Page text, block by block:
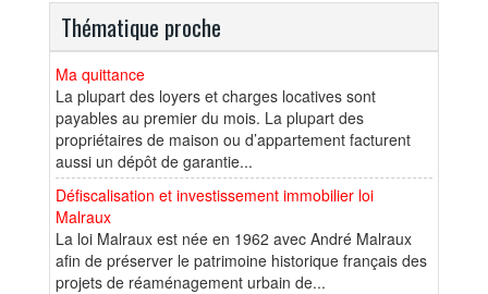
Thématique proche
Ma quittance
La plupart des loyers et charges locatives sont
payables au premier du mois. La plupart des
propriétaires de maison ou d’appartement facturent
aussi un dépôt de garantie...
Défiscalisation et investissement immobilier loi
Malraux
La loi Malraux est née en 1962 avec André Malraux
afin de préserver le patrimoine historique français des
projets de réaménagement urbain de...